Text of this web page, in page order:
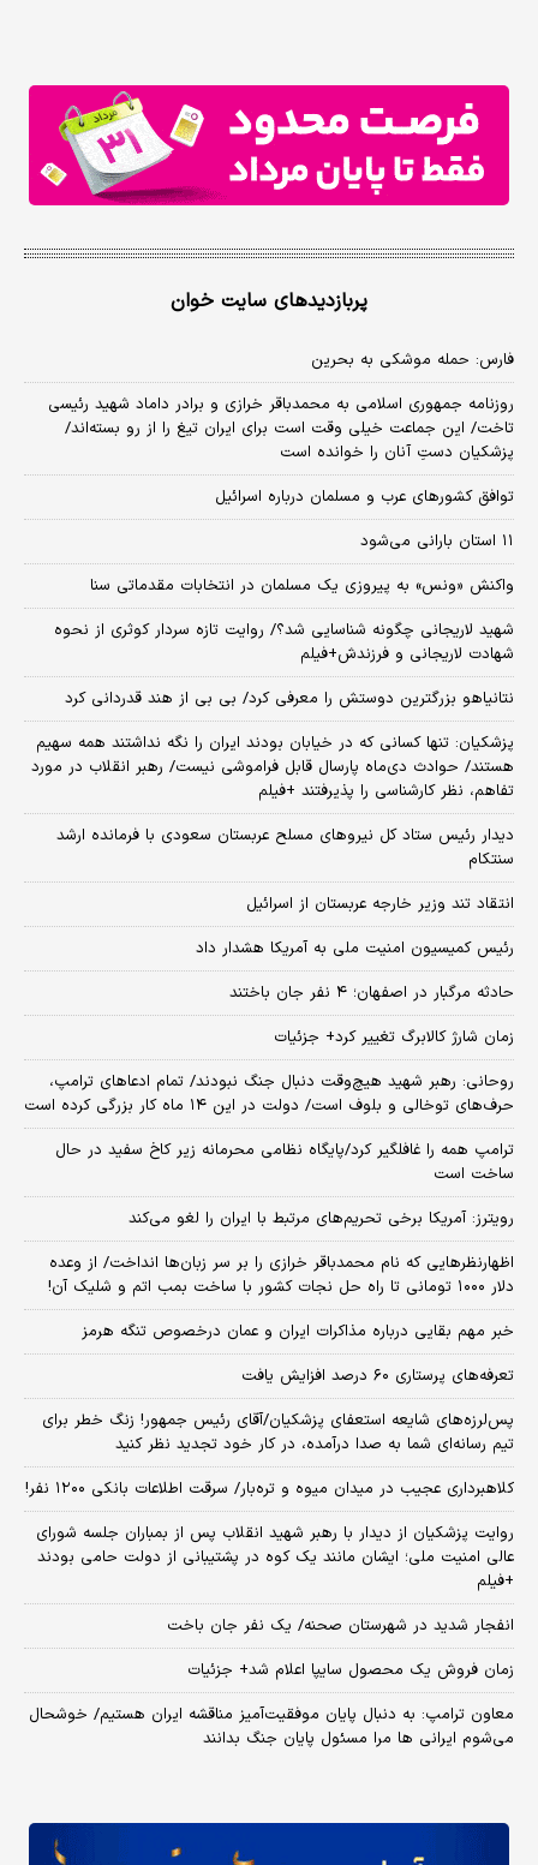
پربازدیدهای سایت خوان
فارس: حمله موشکی به بحرین
روزنامه جمهوری اسلامی به محمدباقر خرازی و برادر داماد شهید رئیسی
تاخت/ این جماعت خیلی وقت است برای ایران تیغ را از رو بسته‌اند/
پزشکیان دستِ آنان را خوانده است
توافق کشورهای عرب و مسلمان درباره اسرائیل
۱۱ استان بارانی می‌شود
واکنش «ونس» به پیروزی یک مسلمان در انتخابات مقدماتی سنا
شهید لاریجانی چگونه شناسایی شد؟/ روایت تازه سردار کوثری از نحوه
شهادت لاریجانی و فرزندش+فیلم
نتانیاهو بزرگترین دوستش را معرفی کرد/ بی بی از هند قدردانی کرد
پزشکیان: تنها کسانی که در خیابان بودند ایران را نگه نداشتند همه سهیم
هستند/ حوادث دی‌ماه پارسال قابل فراموشی نیست/ رهبر انقلاب در مورد
تفاهم، نظر کارشناسی را پذیرفتند +فیلم
دیدار رئیس ستاد کل نیروهای مسلح عربستان سعودی با فرمانده ارشد
سنتکام
انتقاد تند وزیر خارجه عربستان از اسرائیل
رئیس کمیسیون امنیت ملی به آمریکا هشدار داد
حادثه مرگبار در اصفهان؛ ۴ نفر جان باختند
زمان شارژ کالابرگ تغییر کرد+ جزئیات
روحانی: رهبر شهید هیچ‌وقت دنبال جنگ نبودند/ تمام ادعاهای ترامپ،
حرف‌های توخالی و بلوف است/ دولت در این ۱۴ ماه کار بزرگی کرده است
ترامپ همه را غافلگیر کرد/پایگاه نظامی محرمانه زیر کاخ سفید در حال
ساخت است
رویترز: آمریکا برخی تحریم‌های مرتبط با ایران را لغو می‌کند
اظهارنظرهایی که نام محمدباقر خرازی را بر سر زبان‌ها انداخت/ از وعده
دلار ۱۰۰۰ تومانی تا راه حل نجات کشور با ساخت بمب اتم و شلیک آن!
خبر مهم بقایی درباره مذاکرات ایران و عمان درخصوص تنگه هرمز
تعرفه‌های پرستاری ۶۰ درصد افزایش یافت
پس‌لرزه‌های شایعه استعفای پزشکیان/آقای رئیس جمهور! زنگ خطر برای
تیم رسانه‌ای شما به صدا درآمده، در کار خود تجدید نظر کنید
کلاهبرداری عجیب در میدان میوه و تره‌بار/ سرقت اطلاعات بانکی ۱۲۰۰ نفر!
روایت پزشکیان از دیدار با رهبر شهید انقلاب پس از بمباران جلسه شورای
عالی امنیت ملی؛ ایشان مانند یک کوه در پشتیبانی از دولت حامی بودند
+فیلم
انفجار شدید در شهرستان صحنه/ یک نفر جان باخت
زمان فروش یک محصول سایپا اعلام شد+ جزئیات
معاون ترامپ: به دنبال پایان موفقیت‌آمیز مناقشه ایران هستیم/ خوشحال
می‌شوم ایرانی ها مرا مسئول پایان جنگ بدانند